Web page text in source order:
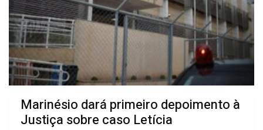
Marinésio dará primeiro depoimento à
Justiça sobre caso Letícia